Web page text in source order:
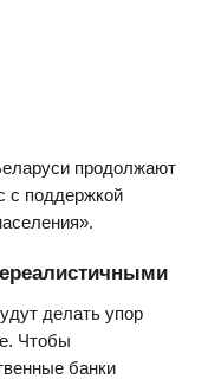
продолжают
с поддержкой
делать упор
Чтобы
банки